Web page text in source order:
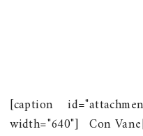
[caption
width="640"] Con